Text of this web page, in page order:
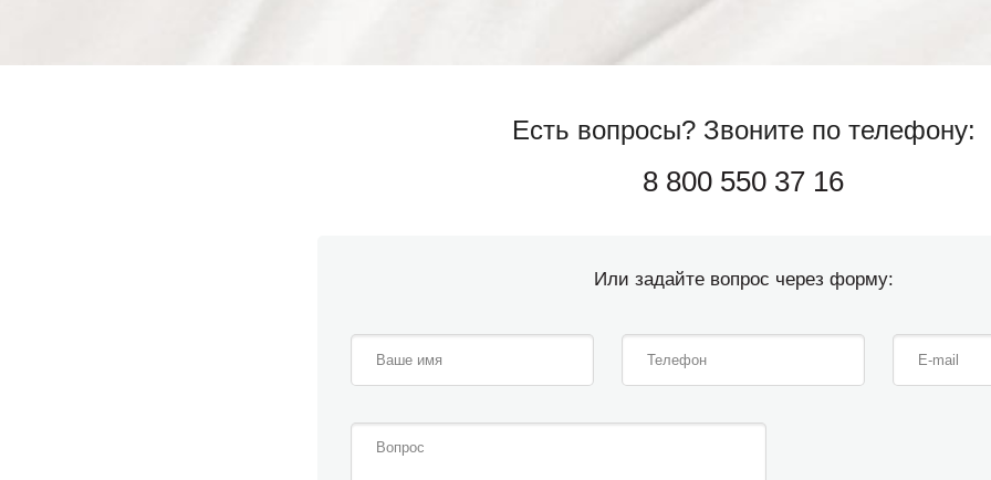
Есть вопросы?Звоните по телефону:
8 800 550 37 16
Или задайте вопрос через форму: